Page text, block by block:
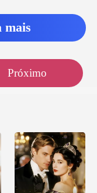
mais
Próximo